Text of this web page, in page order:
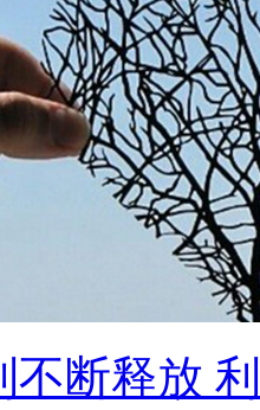
不断释放